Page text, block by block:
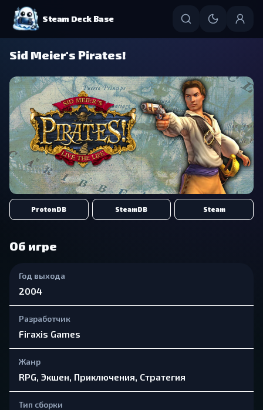
Steam Deck Base
Sid Meier's Pirates!
ProtonDB SteamDB Steam
Об игре
Год выхода
2004
Разработчик
Firaxis Games
Жанр
RPG, Экшен, Приключения, Стратегия
Тип сборки